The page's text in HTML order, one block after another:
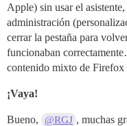
Apple) sin usar el
administración
cerrar la pestaña para
funcionaban
contenido mixto de Firefox
¡Vaya!
Bueno, @RGJ , muchas